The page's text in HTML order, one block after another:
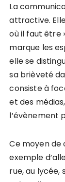
La
attractive.
où il faut être
marque les
elle se
sa brièveté
consiste à
et des
l’évènement
Ce moyen
exemple
rue, au lycée,